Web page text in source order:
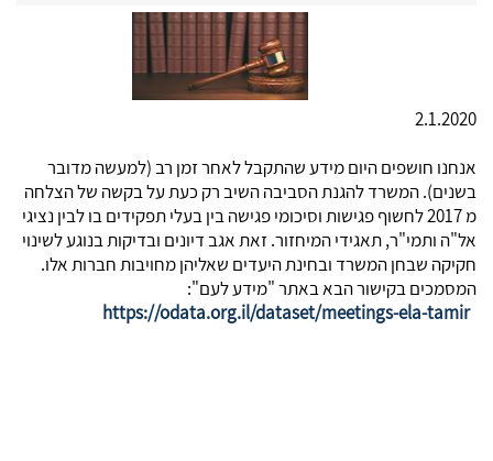
2.1.2020
אנחנו חושפים היום מידע שהתקבל לאחר זמן רב (למעשה מדובר
בשנים). המשרד להגנת הסביבה השיב רק כעת על בקשה של הצלחה
מ 2017 לחשוף פגישות וסיכומי פגישה בין בעלי תפקידים בו לבין נציגי
אל"ה ותמי"ר, תאגידי המיחזור. זאת אגב דיונים ובדיקות בנוגע לשינוי
חקיקה שבחן המשרד ובחינת היעדים שאליהן מחויבות חברות אלו.
המסמכים בקישור הבא באתר "מידע לעם":
https://odata.org.il/dataset/meetings-ela-tamir